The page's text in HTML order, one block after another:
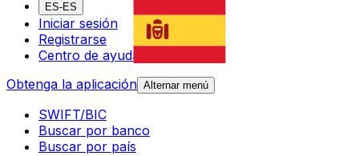
ES-ES
Iniciar sesión
Registrarse
Centro de ayuda
Obtenga la aplicación Alternar menú
SWIFT/BIC
Buscar por banco
Buscar por país